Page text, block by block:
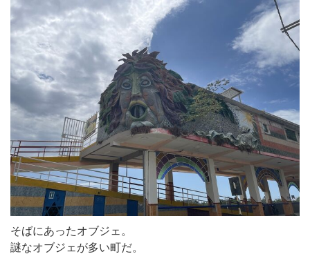
そばにあったオブジェ。
謎なオブジェが多い町だ。